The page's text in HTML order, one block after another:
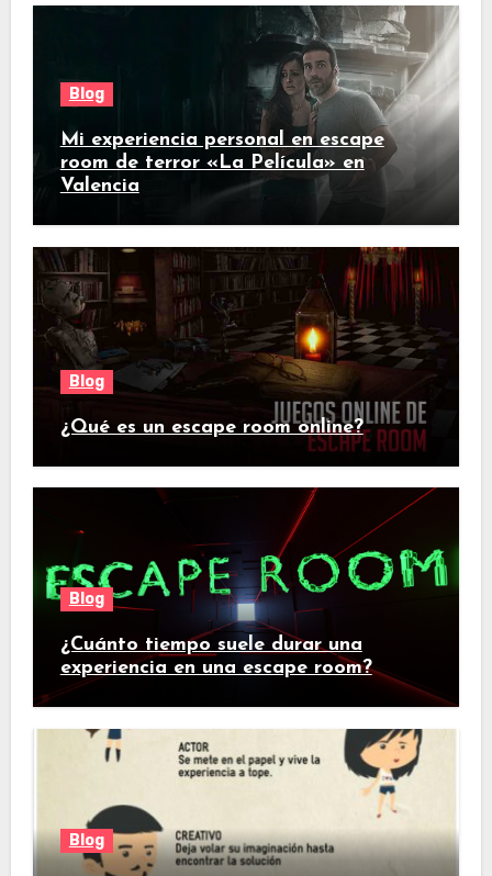
Blog
Mi experiencia personal en escape
room de terror «La Película» en
Valencia
Blog
¿Qué es un escape room online?
Blog
¿Cuánto tiempo suele durar una
experiencia en una escape room?
Blog